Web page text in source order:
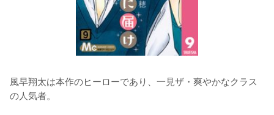
風早翔太は本作のヒーローであり、一見ザ・爽やかなクラス
の人気者。